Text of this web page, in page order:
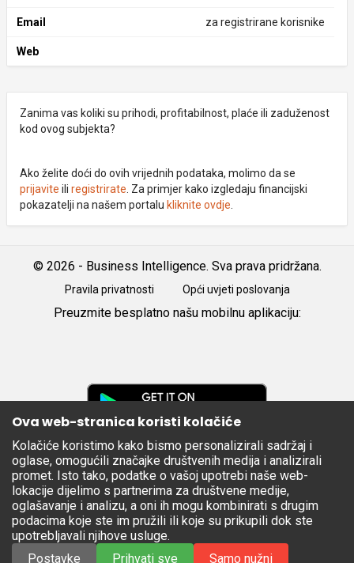
Email za registrirane korisnike
Web
Zanima vas koliki su prihodi, profitabilnost, plaće ili zaduženost
kod ovog subjekta?
Ako želite doći do ovih vrijednih podataka, molimo da se
prijavite ili registrirate . Za primjer kako izgledaju financijski
pokazatelji na našem portalu kliknite ovdje
© 2026 - Business Intelligence. Sva prava pridržana.
Pravila privatnosti Opći uvjeti poslovanja
Preuzmite besplatno našu mobilnu aplikaciju:
Apple
Store
Ova web-stranica koristi kolačiće
Kolačiće koristimo kako bismo personalizirali sadržaj i
oglase, omogućili značajke društvenih medija i analizirali
promet. Isto tako, podatke o vašoj upotrebi naše web-
lokacije dijelimo s partnerima za društvene medije,
oglašavanje i analizu, a oni ih mogu kombinirati s drugim
podacima koje ste im pružili ili koje su prikupili dok ste
upotrebljavali njihove usluge.
Postavke
Prihvati sve Samo nužni